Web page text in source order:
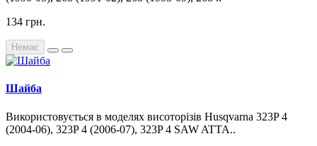
134 грн.
Немає
Шайба
Використовується в моделях висоторізів Husqvarna 323P 4
(2004-06), 323P 4 (2006-07), 323P 4 SAW ATTA..